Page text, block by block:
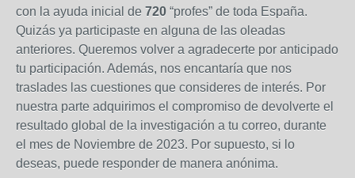
con la ayuda inicial de 720 “profes” de toda España.
Quizás ya participaste en alguna de las oleadas
anteriores. Queremos volver a agradecerte por anticipado
tu participación. Además, nos encantaría que nos
traslades las cuestiones que consideres de interés. Por
nuestra parte adquirimos el compromiso de devolverte el
resultado global de la investigación a tu correo, durante
el mes de Noviembre de 2023. Por supuesto, si lo
deseas, puede responder de manera anónima.